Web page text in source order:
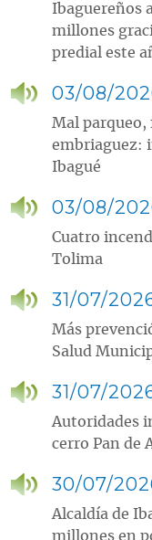
Ibaguereños
millones
predial este
03/08/
Mal parqueo,
embriaguez:
Ibagué
03/08/
Cuatro
Tolima
31/07/
Más
Salud
31/07/
Autoridades
cerro Pan de
30/07/
Alcaldía de
millones en